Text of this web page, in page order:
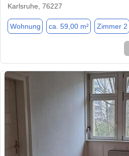
Karlsruhe, 76227
Wohnung ca. 59,00 m² Zimmer 2